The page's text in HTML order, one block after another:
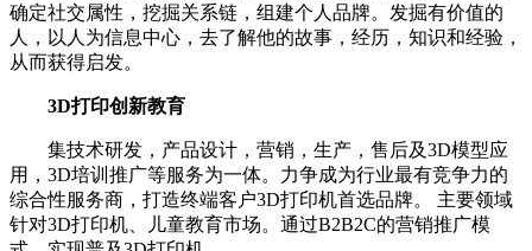
确定社交属性，挖掘关系链，组建个人品牌。发掘有价值的
人，以人为信息中心，去了解他的故事，经历，知识和经验，
从而获得启发。
3D打印创新教育
集技术研发，产品设计，营销，生产，售后及3D模型应
用，3D培训推广等服务为一体。力争成为行业最有竞争力的
综合性服务商，打造终端客户3D打印机首选品牌。 主要领域
针对3D打印机、儿童教育市场。通过B2B2C的营销推广模